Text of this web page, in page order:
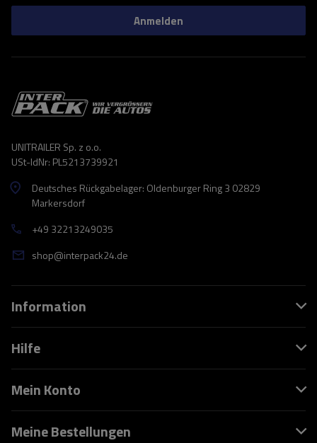
Anmelden
UNITRAILER Sp. z o.o.
USt-IdNr: PL5213739921
Deutsches Rückgabelager: Oldenburger Ring 3 02829
Markersdorf
+49 32213249035
shop@interpack24.de
Information
Hilfe
Mein Konto
Meine Bestellungen